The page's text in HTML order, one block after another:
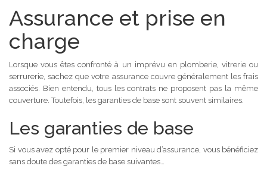
Assurance et prise en
charge
Lorsque vous êtes confronté à un imprévu en plomberie, vitrerie ou
serrurerie, sachez que votre assurance couvre généralement les frais
associés. Bien entendu, tous les contrats ne proposent pas la même
couverture. Toutefois, les garanties de base sont souvent similaires.
Les garanties de base
Si vous avez opté pour le premier niveau d’assurance, vous bénéficiez
sans doute des garanties de base suivantes…